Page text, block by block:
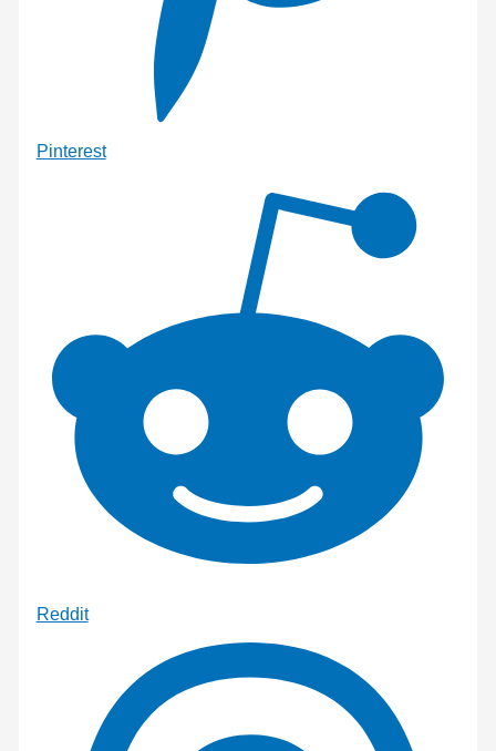
Pinterest
Reddit